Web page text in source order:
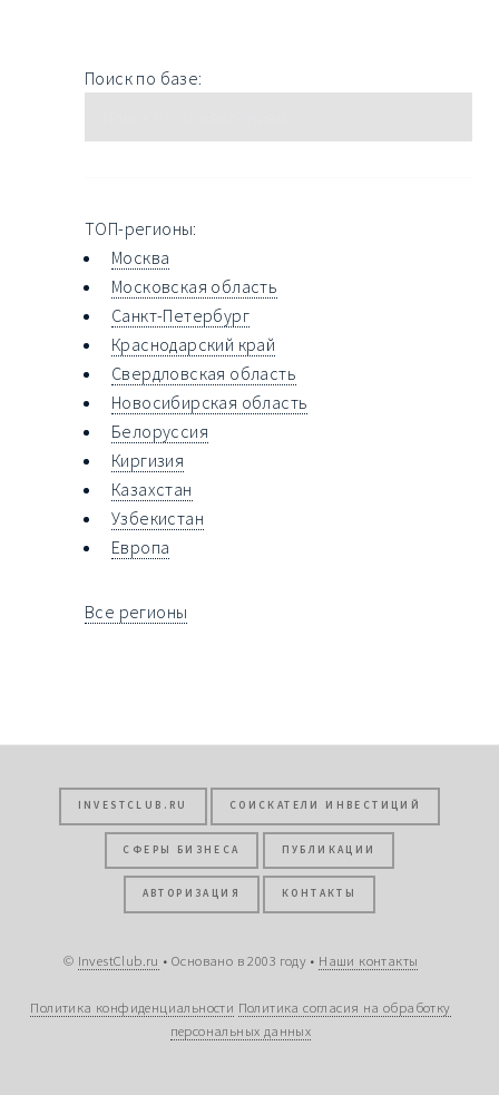
Поиск по базе:
ТОП-регионы:
Москва
Московская область
Санкт-Петербург
Краснодарский край
Свердловская область
Новосибирская область
Белоруссия
Киргизия
Казахстан
Узбекистан
Европа
Все регионы
INVESTCLUB.RU СОИСКАТЕЛИ ИНВЕСТИЦИЙ
СФЕРЫ БИЗНЕСА ПУБЛИКАЦИИ
АВТОРИЗАЦИЯ КОНТАКТЫ
© InvestClub.ru • Основано в 2003 году • Наши контакты
Политика конфиденциальности Политика согласия на обработку
персональных данных